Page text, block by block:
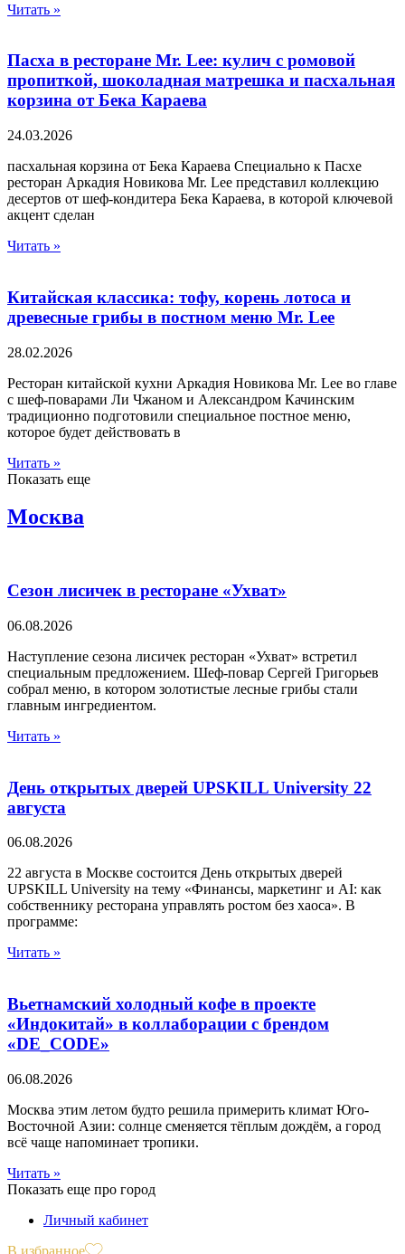
Читать »
Пасха в ресторане Mr. Lee: кулич с ромовой
пропиткой, шоколадная матрешка и пасхальная
корзина от Бека Караева
24.03.2026
пасхальная корзина от Бека Караева Специально к Пасхе
ресторан Аркадия Новикова Mr. Lee представил коллекцию
десертов от шеф-кондитера Бека Караева, в которой ключевой
акцент сделан
Читать »
Китайская классика: тофу, корень лотоса и
древесные грибы в постном меню Mr. Lee
28.02.2026
Ресторан китайской кухни Аркадия Новикова Mr. Lee во главе
с шеф-поварами Ли Чжаном и Александром Качинским
традиционно подготовили специальное постное меню,
которое будет действовать в
Читать »
Показать еще
Москва
Сезон лисичек в ресторане «Ухват»
06.08.2026
Наступление сезона лисичек ресторан «Ухват» встретил
специальным предложением. Шеф-повар Сергей Григорьев
собрал меню, в котором золотистые лесные грибы стали
главным ингредиентом.
Читать »
День открытых дверей UPSKILL University 22
августа
06.08.2026
22 августа в Москве состоится День открытых дверей
UPSKILL University на тему «Финансы, маркетинг и AI: как
собственнику ресторана управлять ростом без хаоса». В
программе:
Читать »
Вьетнамский холодный кофе в проекте
«Индокитай» в коллаборации с брендом
«DE_CODE»
06.08.2026
Москва этим летом будто решила примерить климат Юго-
Восточной Азии: солнце сменяется тёплым дождём, а город
всё чаще напоминает тропики.
Читать »
Показать еще про город
Личный кабинет
В избранное